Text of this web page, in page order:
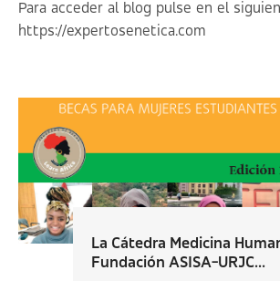
Para acceder al blog pulse en el
https://expertosenetica.com
La Cátedra Medicina
Fundación ASISA-URJC...